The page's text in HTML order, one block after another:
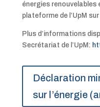
énergies renouvelables
plateforme de l’UpM
Plus d’informations
Secrétariat de l’UpM:
Déclaration
sur l’énergie